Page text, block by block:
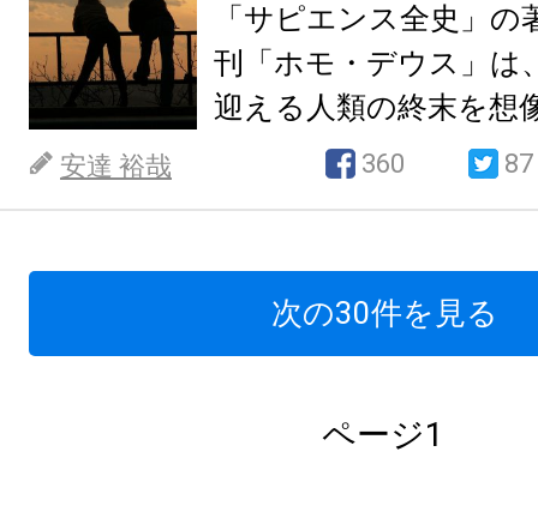
「サピエンス全史」
刊「ホモ・デウス」は
迎える人類の終末を想
安達 裕哉 360 87
次の30件を見る
ページ1